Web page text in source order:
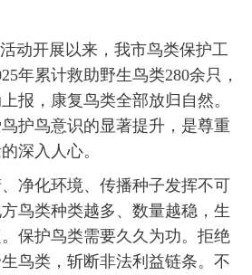
开展以来，我市鸟类保护工
年累计救助野生鸟类280余只，
报，康复鸟类全部放归自然。
护鸟意识的显著提升，是尊重
深入人心。
化环境、传播种子发挥不可
鸟类种类越多、数量越稳，生
保护鸟类需要久久为功。拒绝
鸟类，斩断非法利益链条。不